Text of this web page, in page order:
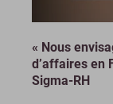
« Nous
d’affaires en
Sigma-RH